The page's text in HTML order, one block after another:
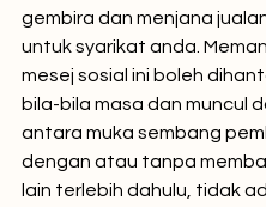
gembira dan menjana
untuk syarikat anda.
mesej sosial ini boleh
bila-bila masa dan muncul
antara muka sembang
dengan atau tanpa
lain terlebih dahulu, tidak